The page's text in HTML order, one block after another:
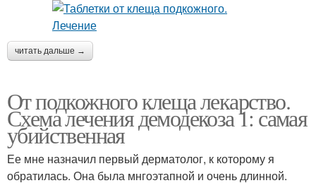
читать дальше →
От подкожного клеща лекарство.
Схема лечения демодекоза 1: самая
убийственная
Ее мне назначил первый дерматолог, к которому я
обратилась. Она была мнгоэтапной и очень длинной.